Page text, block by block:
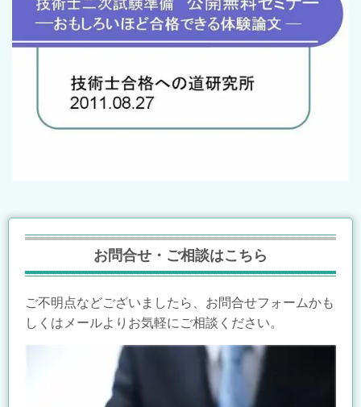
お問合せ・ご相談はこちら
ご不明点などございましたら、お問合せフォームかも
しくはメールよりお気軽にご相談ください。